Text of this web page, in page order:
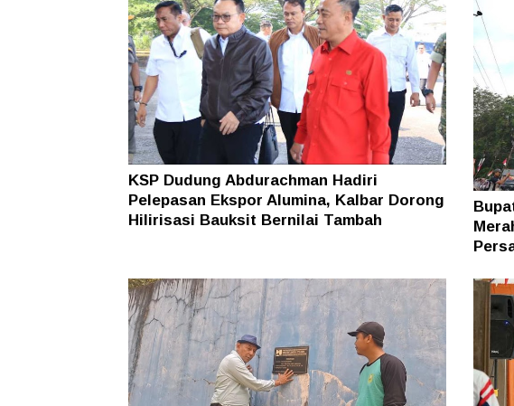
KSP Dudung Abdurachman Hadiri
Pelepasan Ekspor Alumina, Kalbar Dorong
Hilirisasi Bauksit Bernilai Tambah